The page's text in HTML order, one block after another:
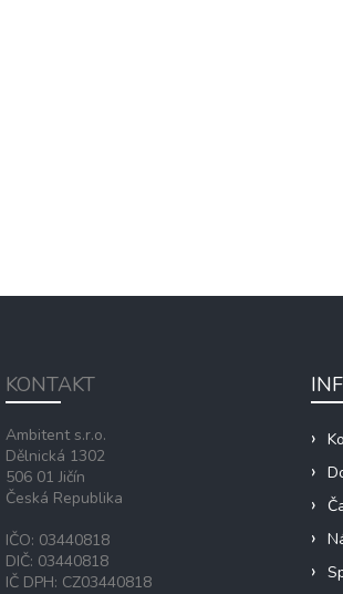
KONTAKT
Ambitent s.r.o.
Dělnická 1302
506 01 Jičín
Česká Republika
IČO: 03440818
DIČ: 03440818
IČ DPH: CZ03440818